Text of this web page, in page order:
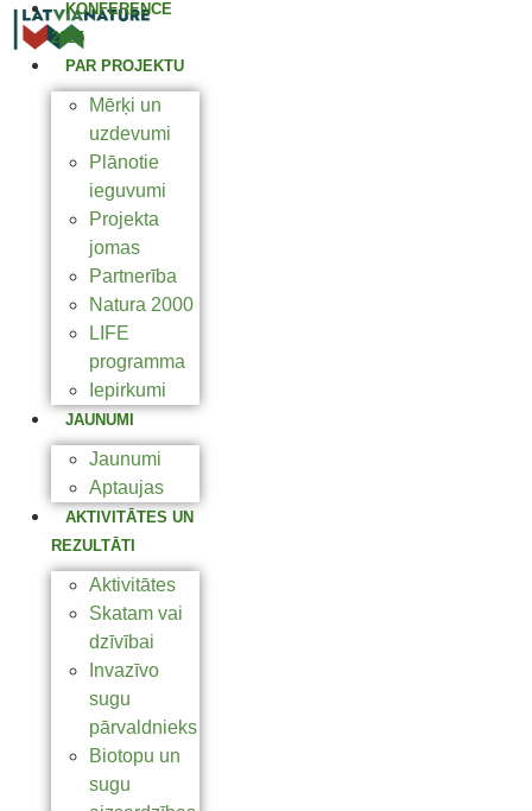
KONFERENCE
2025
PAR PROJEKTU
Mērķi un
uzdevumi
Plānotie
ieguvumi
Projekta
jomas
Partnerība
Natura 2000
LIFE
programma
Iepirkumi
JAUNUMI
Jaunumi
Aptaujas
AKTIVITĀTES UN
REZULTĀTI
Aktivitātes
Skatam vai
dzīvībai
Invazīvo
sugu
pārvaldnieks
Biotopu un
sugu